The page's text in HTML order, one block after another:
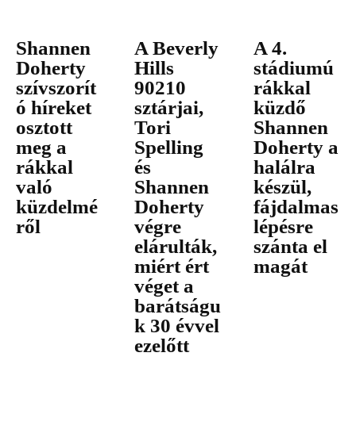
Shannen
Doherty
szívszorít
ó híreket
osztott
meg a
rákkal
való
küzdelmé
ről
A Beverly
Hills
90210
sztárjai,
Tori
Spelling
és
Shannen
Doherty
végre
elárulták,
miért ért
véget a
barátságu
k 30 évvel
ezelőtt
A 4.
stádiumú
rákkal
küzdő
Shannen
Doherty a
halálra
készül,
fájdalmas
lépésre
szánta el
magát